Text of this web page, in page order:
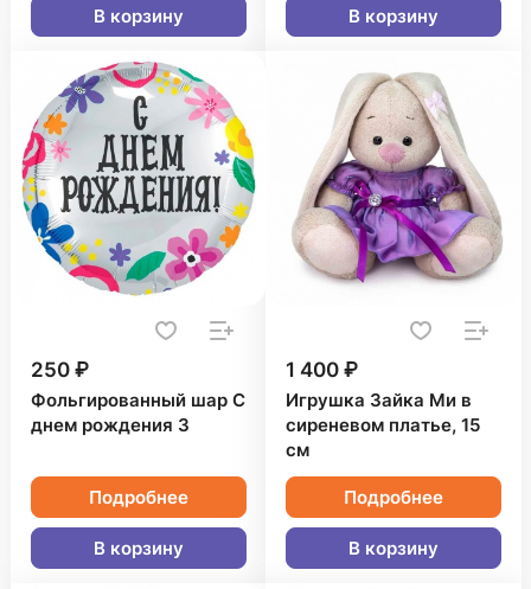
В корзину В корзину
250 ₽
Фольгированный шар С
днем рождения 3
Подробнее
В корзину
1 400 ₽
Игрушка Зайка Ми в
сиреневом платье, 15
см
Подробнее
В корзину